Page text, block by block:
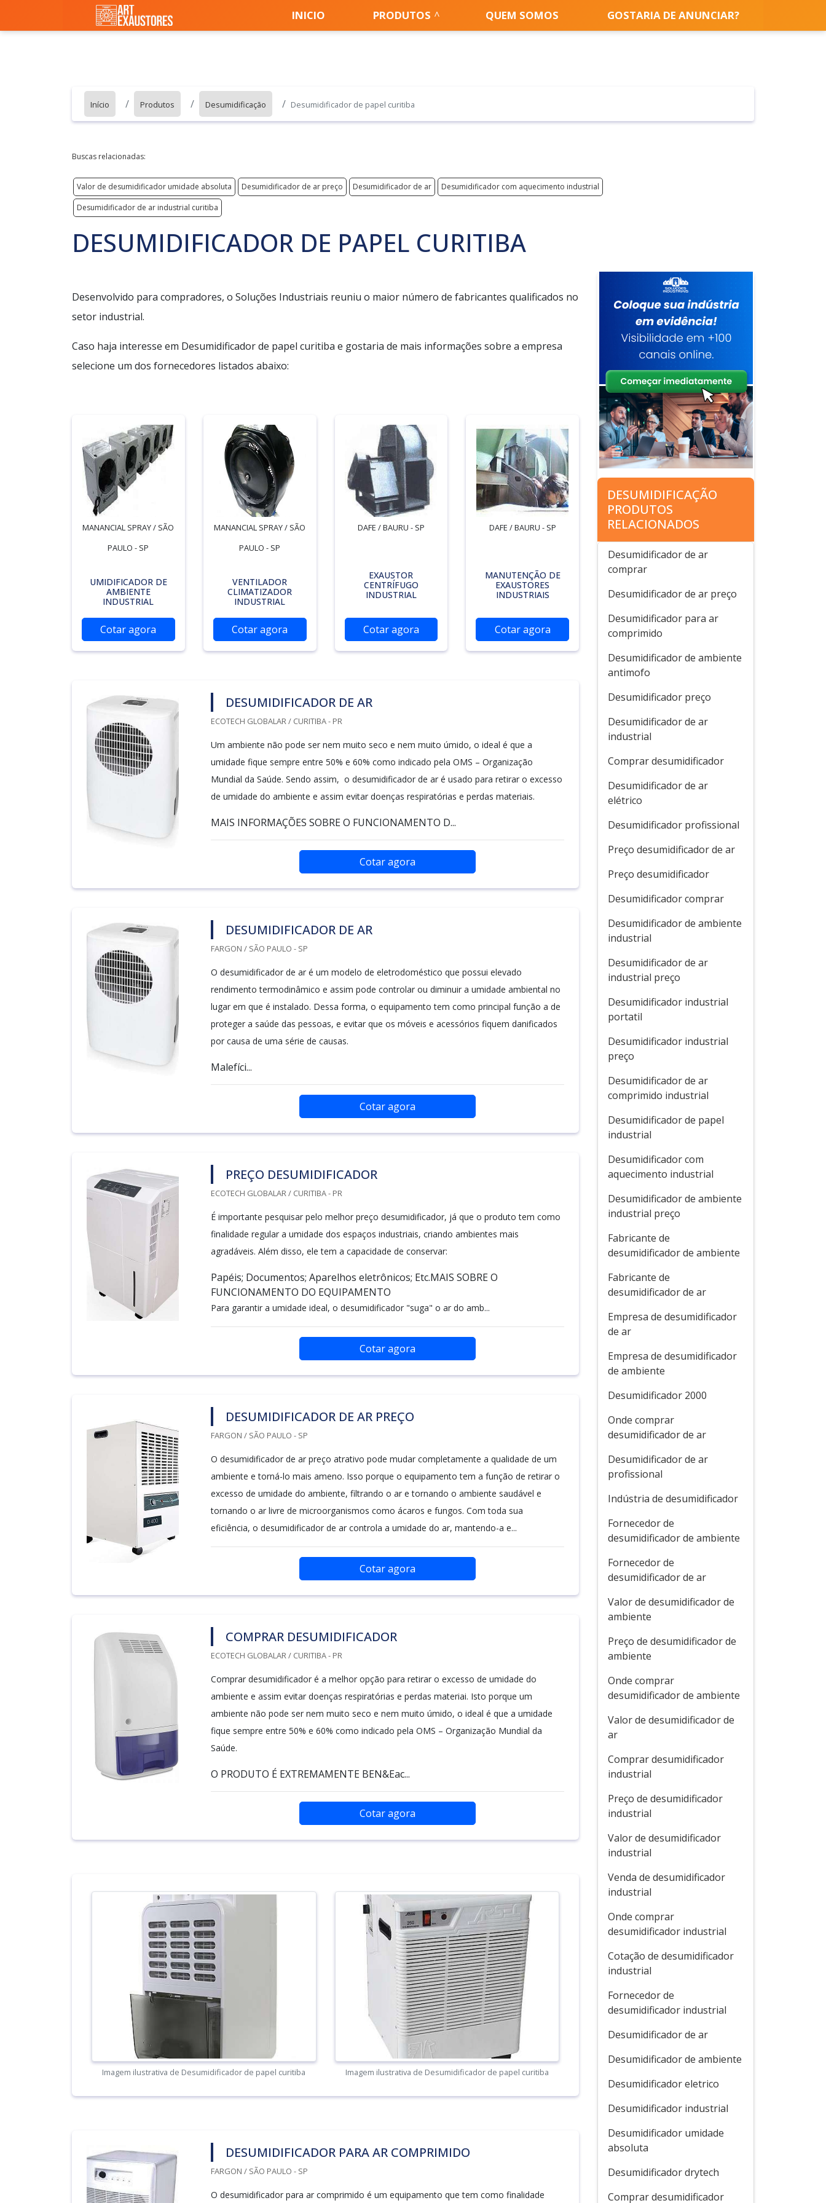
INICIO PRODUTOS QUEM SOMOS GOSTARIA DE ANUNCIAR?
Início Produtos Desumidificação Desumidificador de papel curitiba
Buscas relacionadas:
Valor de desumidificador umidade absoluta Desumidificador de ar preço Desumidificador de ar
Desumidificador com aquecimento industrial
Desumidificador de ar industrial curitiba
DESUMIDIFICADOR DE PAPEL CURITIBA
Desenvolvido para compradores, o Soluções Industriais reuniu o maior número de fabricantes qualificados no
setor industrial.
Caso haja interesse em Desumidificador de papel curitiba e gostaria de mais informações sobre a empresa
selecione um dos fornecedores listados abaixo:
MANANCIAL SPRAY / SÃO
PAULO - SP
UMIDIFICADOR DE
AMBIENTE
INDUSTRIAL
Cotar agora
MANANCIAL SPRAY / SÃO
PAULO - SP
VENTILADOR
CLIMATIZADOR
INDUSTRIAL
Cotar agora
DAFE / BAURU - SP
EXAUSTOR
CENTRÍFUGO
INDUSTRIAL
Cotar agora
DAFE / BAURU - SP
MANUTENÇÃO DE
EXAUSTORES
INDUSTRIAIS
Cotar agora
DESUMIDIFICADOR DE AR
ECOTECH GLOBALAR / CURITIBA - PR
Um ambiente não pode ser nem muito seco e nem muito úmido, o ideal é que a
umidade fique sempre entre 50% e 60% como indicado pela OMS – Organização
Mundial da Saúde. Sendo assim, o desumidificador de ar é usado para retirar o excesso
de umidade do ambiente e assim evitar doenças respiratórias e perdas materiais.
MAIS INFORMAÇÕES SOBRE O FUNCIONAMENTO D...
Cotar agora
DESUMIDIFICADOR DE AR
FARGON / SÃO PAULO - SP
O desumidificador de ar é um modelo de eletrodoméstico que possui elevado
rendimento termodinâmico e assim pode controlar ou diminuir a umidade ambiental no
lugar em que é instalado. Dessa forma, o equipamento tem como principal função a de
proteger a saúde das pessoas, e evitar que os móveis e acessórios fiquem danificados
por causa de uma série de causas.
Malefíci...
Cotar agora
PREÇO DESUMIDIFICADOR
ECOTECH GLOBALAR / CURITIBA - PR
É importante pesquisar pelo melhor preço desumidificador, já que o produto tem como
finalidade regular a umidade dos espaços industriais, criando ambientes mais
agradáveis. Além disso, ele tem a capacidade de conservar:
Papéis; Documentos; Aparelhos eletrônicos; Etc.MAIS SOBRE O
FUNCIONAMENTO DO EQUIPAMENTO
Para garantir a umidade ideal, o desumidificador "suga" o ar do amb...
Cotar agora
DESUMIDIFICADOR DE AR PREÇO
FARGON / SÃO PAULO - SP
O desumidificador de ar preço atrativo pode mudar completamente a qualidade de um
ambiente e torná-lo mais ameno. Isso porque o equipamento tem a função de retirar o
excesso de umidade do ambiente, filtrando o ar e tornando o ambiente saudável e
tornando o ar livre de microorganismos como ácaros e fungos. Com toda sua
eficiência, o desumidificador de ar controla a umidade do ar, mantendo-a e...
Cotar agora
COMPRAR DESUMIDIFICADOR
ECOTECH GLOBALAR / CURITIBA - PR
Comprar desumidificador é a melhor opção para retirar o excesso de umidade do
ambiente e assim evitar doenças respiratórias e perdas materiai. Isto porque um
ambiente não pode ser nem muito seco e nem muito úmido, o ideal é que a umidade
fique sempre entre 50% e 60% como indicado pela OMS – Organização Mundial da
Saúde.
O PRODUTO É EXTREMAMENTE BEN&Eac...
Cotar agora
Imagem ilustrativa de Desumidificador de papel curitiba Imagem ilustrativa de Desumidificador de papel curitiba
DESUMIDIFICADOR PARA AR COMPRIMIDO
FARGON / SÃO PAULO - SP
O desumidificador para ar comprimido é um equipamento que tem como finalidade
DESUMIDIFICAÇÃO
PRODUTOS
RELACIONADOS
Desumidificador de ar
comprar
Desumidificador de ar preço
Desumidificador para ar
comprimido
Desumidificador de ambiente
antimofo
Desumidificador preço
Desumidificador de ar
industrial
Comprar desumidificador
Desumidificador de ar
elétrico
Desumidificador profissional
Preço desumidificador de ar
Preço desumidificador
Desumidificador comprar
Desumidificador de ambiente
industrial
Desumidificador de ar
industrial preço
Desumidificador industrial
portatil
Desumidificador industrial
preço
Desumidificador de ar
comprimido industrial
Desumidificador de papel
industrial
Desumidificador com
aquecimento industrial
Desumidificador de ambiente
industrial preço
Fabricante de
desumidificador de ambiente
Fabricante de
desumidificador de ar
Empresa de desumidificador
de ar
Empresa de desumidificador
de ambiente
Desumidificador 2000
Onde comprar
desumidificador de ar
Desumidificador de ar
profissional
Indústria de desumidificador
Fornecedor de
desumidificador de ambiente
Fornecedor de
desumidificador de ar
Valor de desumidificador de
ambiente
Preço de desumidificador de
ambiente
Onde comprar
desumidificador de ambiente
Valor de desumidificador de
ar
Comprar desumidificador
industrial
Preço de desumidificador
industrial
Valor de desumidificador
industrial
Venda de desumidificador
industrial
Onde comprar
desumidificador industrial
Cotação de desumidificador
industrial
Fornecedor de
desumidificador industrial
Desumidificador de ar
Desumidificador de ambiente
Desumidificador eletrico
Desumidificador industrial
Desumidificador umidade
absoluta
Desumidificador drytech
Comprar desumidificador